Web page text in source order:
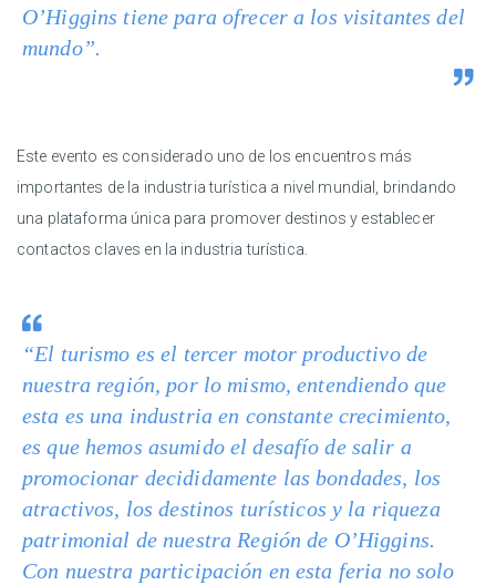
O’Higgins tiene para ofrecer a los visitantes del
mundo”.
Este evento es considerado uno de los encuentros más
importantes de la industria turística a nivel mundial, brindando
una plataforma única para promover destinos y establecer
contactos claves en la industria turística.
“El turismo es el tercer motor productivo de
nuestra región, por lo mismo, entendiendo que
esta es una industria en constante crecimiento,
es que hemos asumido el desafío de salir a
promocionar decididamente las bondades, los
atractivos, los destinos turísticos y la riqueza
patrimonial de nuestra Región de O’Higgins.
Con nuestra participación en esta feria no solo